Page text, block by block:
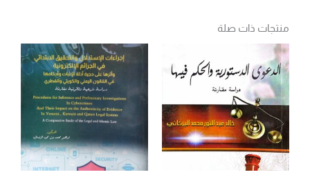
منتجات ذات صلة